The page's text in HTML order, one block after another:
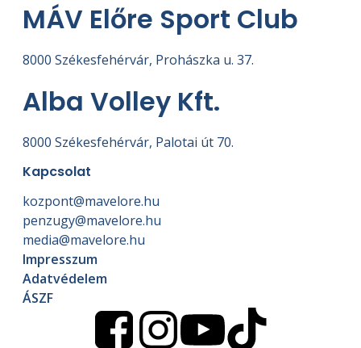
MÁV Előre Sport Club
8000 Székesfehérvár, Prohászka u. 37.
Alba Volley Kft.
8000 Székesfehérvár, Palotai út 70.
Kapcsolat
kozpont@mavelore.hu
penzugy@mavelore.hu
media@mavelore.hu
Impresszum
Adatvédelem
ÁSZF